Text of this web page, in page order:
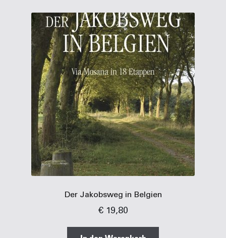
Der Jakobsweg in Belgien
€19,80